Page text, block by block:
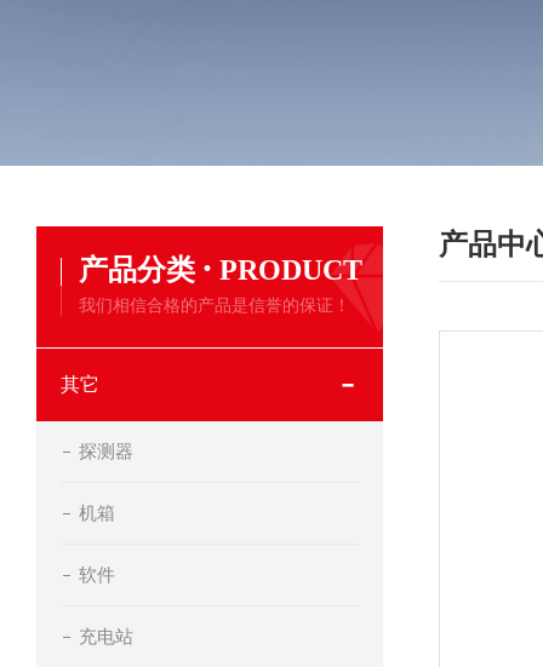
产品分类 · PRODUCT
我们相信合格的产品是信誉的保证！
其它
探测器
机箱
软件
充电站
产品中